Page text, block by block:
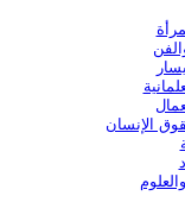
الإنسان